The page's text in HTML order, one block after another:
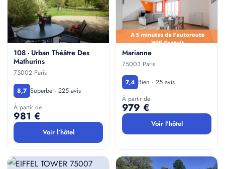
108 - Urban Théâtre Des
Mathurins
75002 Paris
8,7 Superbe · 225 avis
À partir de
981 €
Voir l'hôtel
Marianne
75003 Paris
7,4 Bien · 25 avis
À partir de
979 €
Voir l'hôtel